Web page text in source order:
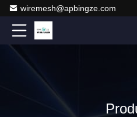
wiremesh@apbingze.com